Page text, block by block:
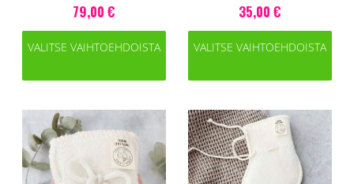
79,00 €
VALITSE VAIHTOEHDOISTA
35,00 €
VALITSE VAIHTOEHDOISTA